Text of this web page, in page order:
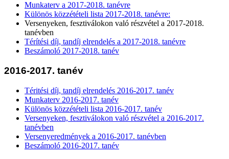
Munkaterv a 2017-2018. tanévre
Különös közzétételi lista 2017-2018. tanévre:
Versenyeken, fesztiválokon való részvétel a 2017-2018.
tanévben
Térítési díj, tandíj elrendelés a 2017-2018. tanévre
Beszámoló 2017-2018. tanév
2016-2017. tanév
Téritési díj, tandíj elrendelés 2016-2017. tanév
Munkaterv 2016-2017. tanév
Különös közzétételi lista 2016-2017. tanév
Versenyeken, fesztiválokon való részvétel a 2016-2017.
tanévben
Versenyeredmények a 2016-2017. tanévben
Beszámoló 2016-2017. tanév